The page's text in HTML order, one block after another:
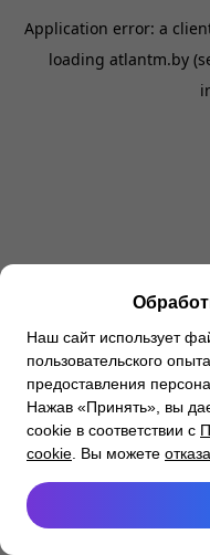
Application error: a
loading atlantm.by
Наш сайт использует
пользовательского
предоставления
Нажав «Принять», вы
cookie в соответствии с
cookie . Вы можете